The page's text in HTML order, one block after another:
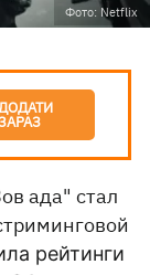
Фото: Netflix
ада" стал
рейтинги